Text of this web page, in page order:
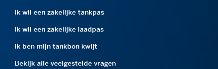
Ik wil een zakelijke tankpas
Ik wil een zakelijke laadpas
Ik ben mijn tankbon kwijt
Bekijk alle veelgestelde vragen